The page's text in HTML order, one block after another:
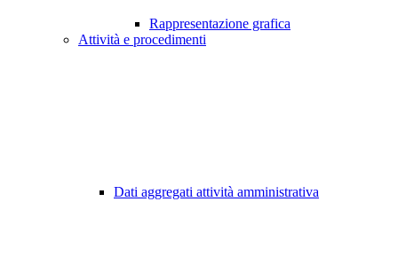
Rappresentazione grafica
Attività e procedimenti
Dati aggregati attività amministrativa